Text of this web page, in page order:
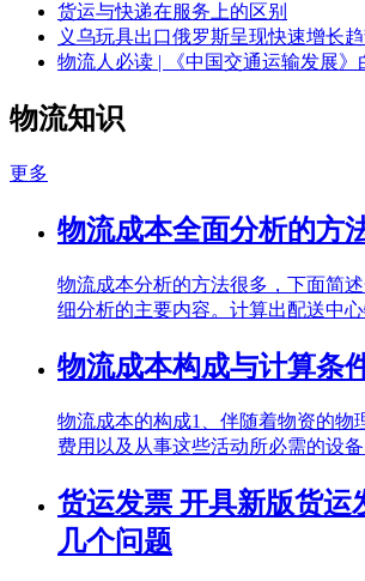
货运与快递在服务上的区别
义乌玩具出口俄罗斯呈现快速增长
物流人必读 | 《中国交通运输发展》
物流知识
更多
物流成本全面分析的方
物流成本分析的方法很多，下面简
细分析的主要内容。计算出配送中
物流成本构成与计算条
物流成本的构成1、伴随着物资的物
费用以及从事这些活动所必需的设
货运发票 开具新版货运
几个问题